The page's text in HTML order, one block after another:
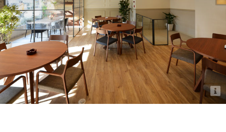
住まいをつくる
町を知る
スタッフ紹介
営業所をさがす
スタッフをさがす
価格査定を依頼する
相場データを依頼する
不動産仲介やリフォーム、住宅ローンなど、住まいに関わる様々な
サービスをワンストップで提供するチーム